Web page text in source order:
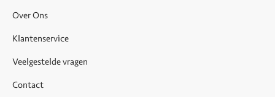
Over Ons
Klantenservice
Veelgestelde vragen
Contact